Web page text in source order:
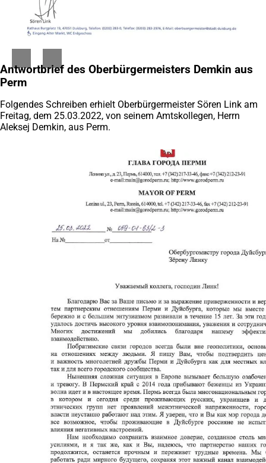
Antwortbrief des Oberbürgermeisters Demkin aus
Perm
Folgendes Schreiben erhielt Oberbürgermeister Sören Link am
Freitag, dem 25.03.2022, von seinem Amtskollegen, Herrn
Aleksej Demkin, aus Perm.